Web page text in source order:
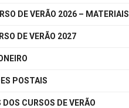
DE VERÃO 2026 – MATERIAIS
DE VERÃO 2027
POSTAIS
DOS CURSOS DE VERÃO